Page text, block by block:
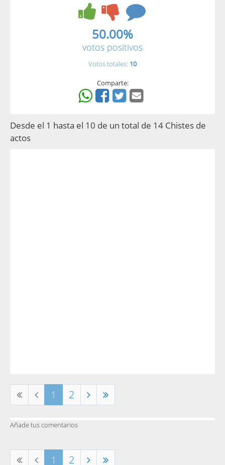
50.00%
votos positivos
Votos totales: 10
Comparte:
Desde el 1 hasta el 10 de un total de 14 Chistes de
actos
1 2
Añade tus comentarios
1 2